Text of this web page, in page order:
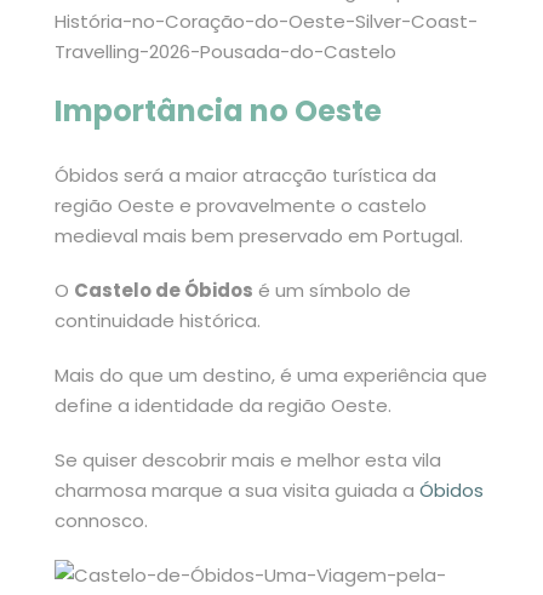
Importância no Oeste
Óbidos será a maior atracção turística da
região Oeste e provavelmente o castelo
medieval mais bem preservado em Portugal.
O Castelo de Óbidos é um símbolo de
continuidade histórica.
Mais do que um destino, é uma experiência que
define a identidade da região Oeste.
Se quiser descobrir mais e melhor esta vila
charmosa marque a sua visita guiada a Óbidos
connosco.